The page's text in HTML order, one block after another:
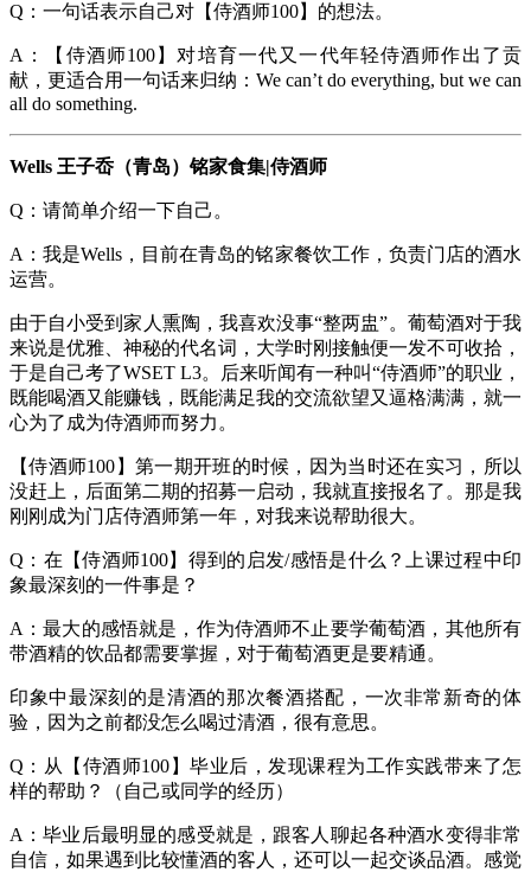
Q：一句话表示自己对【侍酒师100】的想法。
A：【侍酒师100】对培育一代又一代年轻侍酒师作出了贡
献，更适合用一句话来归纳：We can’t do everything, but we can
all do something.
Wells 王子岙（青岛）铭家食集|侍酒师
Q：请简单介绍一下自己。
A：我是Wells，目前在青岛的铭家餐饮工作，负责门店的酒水
运营。
由于自小受到家人熏陶，我喜欢没事“整两盅”。葡萄酒对于我
来说是优雅、神秘的代名词，大学时刚接触便一发不可收拾，
于是自己考了WSET L3。后来听闻有一种叫“侍酒师”的职业，
既能喝酒又能赚钱，既能满足我的交流欲望又逼格满满，就一
心为了成为侍酒师而努力。
【侍酒师100】第一期开班的时候，因为当时还在实习，所以
没赶上，后面第二期的招募一启动，我就直接报名了。那是我
刚刚成为门店侍酒师第一年，对我来说帮助很大。
Q：在【侍酒师100】得到的启发/感悟是什么？上课过程中印
象最深刻的一件事是？
A：最大的感悟就是，作为侍酒师不止要学葡萄酒，其他所有
带酒精的饮品都需要掌握，对于葡萄酒更是要精通。
印象中最深刻的是清酒的那次餐酒搭配，一次非常新奇的体
验，因为之前都没怎么喝过清酒，很有意思。
Q：从【侍酒师100】毕业后，发现课程为工作实践带来了怎
样的帮助？（自己或同学的经历）
A：毕业后最明显的感受就是，跟客人聊起各种酒水变得非常
自信，如果遇到比较懂酒的客人，还可以一起交谈品酒。感觉